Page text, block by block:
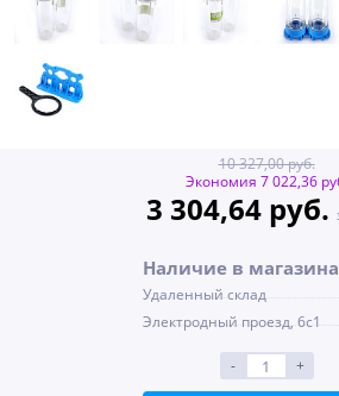
10 327,00 руб.
Экономия 7 022,36
3 304,64 руб.
Наличие в
Удаленный склад
Электродный проезд, 6с1
- +